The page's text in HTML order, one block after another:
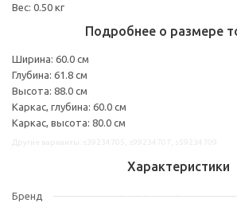
Вес: 0.50 кг
Подробнее о размере
Ширина: 60.0 см
Глубина: 61.8 см
Высота: 88.0 см
Каркас, глубина: 60.0 см
Каркас, высота: 80.0 см
Характеристики
Бренд